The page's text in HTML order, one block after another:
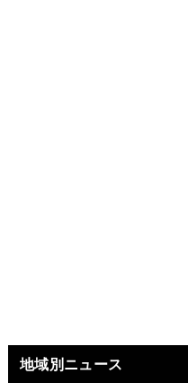
地域別ニュース